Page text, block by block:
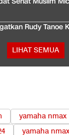
Rudy Tanoe
LIHAT SEMUA
yamaha nmax
yamaha